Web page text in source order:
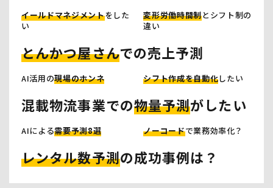
イールドマネジメントをした
い
変形労働時間制とシフト制の
違い
とんかつ屋さんでの売上予測
AI活用の現場のホンネ シフト作成を自動化したい
混載物流事業での物量予測がしたい
AIによる需要予測8選 ノーコードで業務効率化？
レンタル数予測の成功事例は？